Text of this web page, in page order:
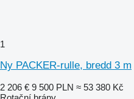
1
Ny PACKER-rulle, bredd 3 m
2 206 € 9 500 PLN ≈ 53 380 Kč